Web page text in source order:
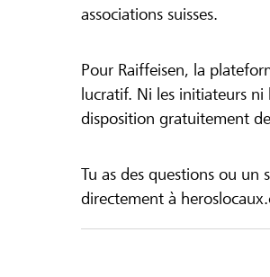
associations suisses.
Pour Raiffeisen, la
lucratif. Ni les initiateurs
disposition gratuitement
Tu as des questions ou un
directement à